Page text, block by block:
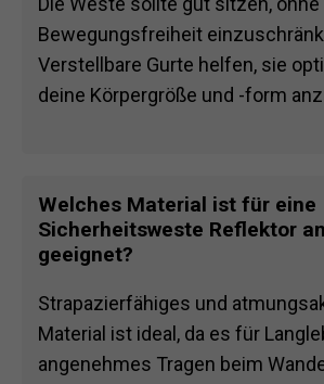
Bewegungsfreiheit
Verstellbare Gurte helfen, sie
deine Körpergröße und -form
Welches Material ist für eine
Sicherheitsweste Reflektor
geeignet?
Strapazierfähiges und
Material ist ideal, da es für
angenehmes Tragen beim